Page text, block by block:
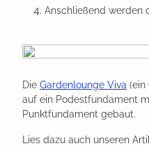
Anschließend werden
Die Gardenlounge Viva (ein
auf ein Podestfundament
Punktfundament gebaut.
Lies dazu auch unseren